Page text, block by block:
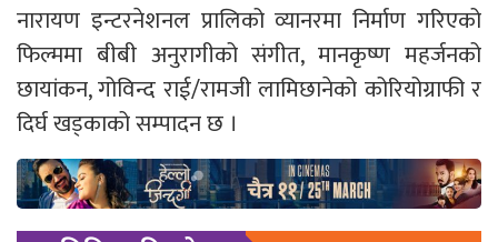
नारायण इन्टरनेशनल प्रालिको व्यानरमा निर्माण गरिएको
फिल्ममा बीबी अनुरागीको संगीत, मानकृष्ण महर्जनको
छायांकन, गोविन्द राई/रामजी लामिछानेको कोरियोग्राफी र
दिर्घ खड्काको सम्पादन छ ।